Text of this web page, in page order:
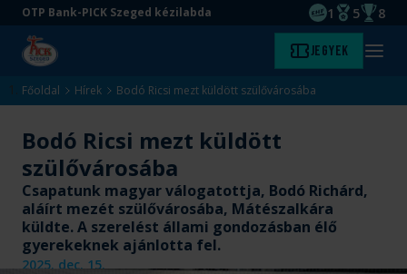
Ugrás
tartalomra
Ugrás
aljára
OTP Bank-PICK Szeged kézilabda
EHF
1
Magyar
5 8
Kezdőlap Jegyek Menü
Főoldal Hírek Bodó Ricsi mezt küldött szülővárosába
Bodó Ricsi mezt küldött
szülővárosába
Csapatunk magyar válogatottja, Bodó Richárd,
aláírt mezét szülővárosába, Mátészalkára
küldte. A szerelést állami gondozásban élő
gyerekeknek ajánlotta fel.
2025. dec. 15.